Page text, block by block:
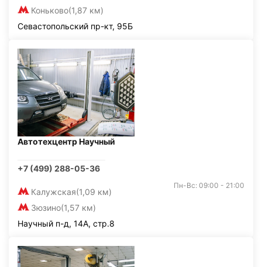
Коньково(1,87 км)
Севастопольский пр-кт, 95Б
Автотехцентр Научный
+7 (499) 288-05-36
Калужская(1,09 км)
Зюзино(1,57 км)
Пн-Вс: 09:00 - 21:00
Научный п-д, 14А, стр.8